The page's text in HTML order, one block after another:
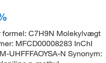
C7H9N Molekylvægt
MFCD00008283 InChI
UHFFFAOYSA-N Synonym: